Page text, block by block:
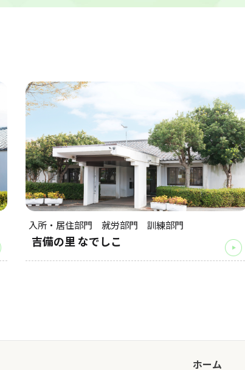
入所・居住部門 就労部門 訓練部門
吉備の里 なでしこ
ホーム